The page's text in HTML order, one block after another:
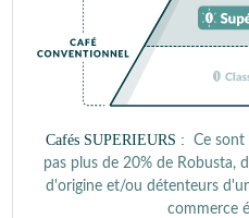
Cafés SUPERIEURS :
Ce sont
pas plus de 20% de Robusta,
d'origine et/ou détenteurs
commerce